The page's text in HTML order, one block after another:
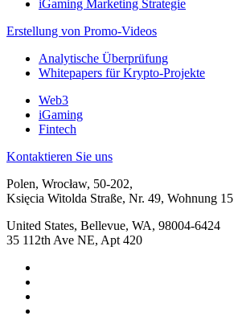
iGaming Marketing Strategie
Erstellung von Promo-Videos
Analytische Überprüfung
Whitepapers für Krypto-Projekte
Web3
iGaming
Fintech
Kontaktieren Sie uns
Polen, Wrocław, 50-202,
Księcia Witolda Straße, Nr. 49, Wohnung 15
United States, Bellevue, WA, 98004-6424
35 112th Ave NE, Apt 420